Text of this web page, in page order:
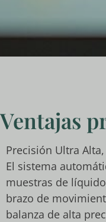
Ventajas
Precisión Ultra
El sistema
muestras de
brazo de
balanza de alta